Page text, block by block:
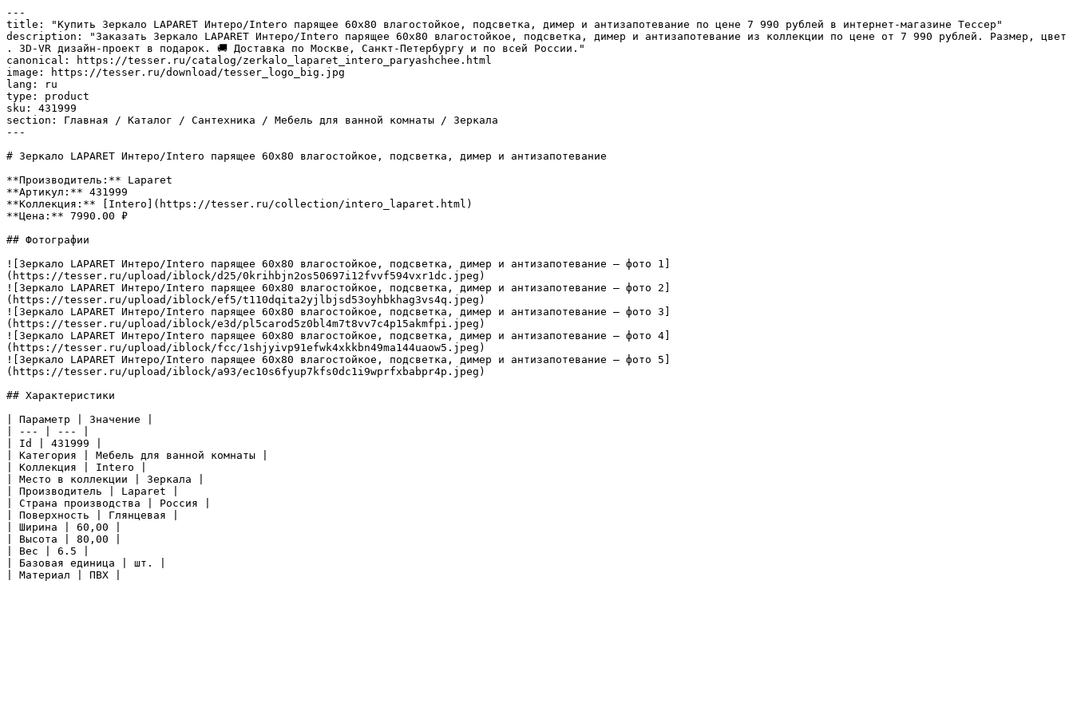
---
title: "Купить Зеркало LAPARET Интеро/Intero парящее 60х80 влагостойкое, подсветка, димер и антизапотевание по цене 7 990 рублей в интернет-магазине Тессер"
description: "Заказать Зеркало LAPARET Интеро/Intero парящее 60х80 влагостойкое, подсветка, димер и антизапотевание из коллекции по цене от 7 990 рублей. Размер, цвет
. 3D-VR дизайн-проект в подарок. 🚚 Доставка по Москве, Санкт-Петербургу и по всей России."
canonical: https://tesser.ru/catalog/zerkalo_laparet_intero_paryashchee.html
image: https://tesser.ru/download/tesser_logo_big.jpg
lang: ru
type: product
sku: 431999
section: Главная / Каталог / Сантехника / Мебель для ванной комнаты / Зеркала
---
# Зеркало LAPARET Интеро/Intero парящее 60х80 влагостойкое, подсветка, димер и антизапотевание
**Производитель:** Laparet
**Артикул:** 431999
**Коллекция:** [Intero](https://tesser.ru/collection/intero_laparet.html)
**Цена:** 7990.00 ₽
## Фотографии
![Зеркало LAPARET Интеро/Intero парящее 60х80 влагостойкое, подсветка, димер и антизапотевание — фото 1]
(https://tesser.ru/upload/iblock/d25/0krihbjn2os50697i12fvvf594vxr1dc.jpeg)
![Зеркало LAPARET Интеро/Intero парящее 60х80 влагостойкое, подсветка, димер и антизапотевание — фото 2]
(https://tesser.ru/upload/iblock/ef5/t110dqita2yjlbjsd53oyhbkhag3vs4q.jpeg)
![Зеркало LAPARET Интеро/Intero парящее 60х80 влагостойкое, подсветка, димер и антизапотевание — фото 3]
(https://tesser.ru/upload/iblock/e3d/pl5carod5z0bl4m7t8vv7c4p15akmfpi.jpeg)
![Зеркало LAPARET Интеро/Intero парящее 60х80 влагостойкое, подсветка, димер и антизапотевание — фото 4]
(https://tesser.ru/upload/iblock/fcc/1shjyivp91efwk4xkkbn49ma144uaow5.jpeg)
![Зеркало LAPARET Интеро/Intero парящее 60х80 влагостойкое, подсветка, димер и антизапотевание — фото 5]
(https://tesser.ru/upload/iblock/a93/ec10s6fyup7kfs0dc1i9wprfxbabpr4p.jpeg)
## Характеристики
| Параметр | Значение |
| --- | --- |
| Id | 431999 |
| Категория | Мебель для ванной комнаты |
| Коллекция | Intero |
| Место в коллекции | Зеркала |
| Производитель | Laparet |
| Страна производства | Россия |
| Поверхность | Глянцевая |
| Ширина | 60,00 |
| Высота | 80,00 |
| Вес | 6.5 |
| Базовая единица | шт. |
| Материал | ПВХ |